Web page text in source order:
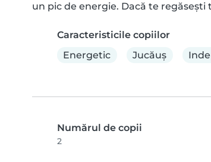
un pic de energie. Dacă te
Caracteristicile copiilor
Energetic
Jucăuş
Numărul de copii
2